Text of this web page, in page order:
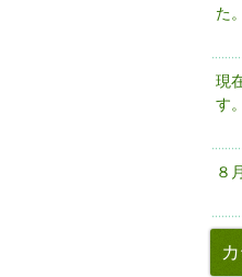
た
現
す。
８